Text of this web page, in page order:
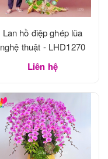
Lan hồ điệp ghép lũa
nghệ thuật - LHD1270
Liên hệ